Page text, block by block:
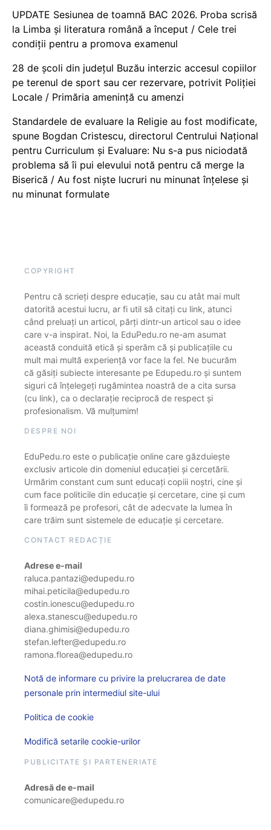
UPDATE Sesiunea de toamnă BAC 2026. Proba scrisă
la Limba și literatura română a început / Cele trei
condiții pentru a promova examenul
28 de școli din județul Buzău interzic accesul copiilor
pe terenul de sport sau cer rezervare, potrivit Poliției
Locale / Primăria amenință cu amenzi
Standardele de evaluare la Religie au fost modificate,
spune Bogdan Cristescu, directorul Centrului Național
pentru Curriculum și Evaluare: Nu s-a pus niciodată
problema să îi pui elevului notă pentru că merge la
Biserică / Au fost niște lucruri nu minunat înțelese și
nu minunat formulate
COPYRIGHT
Pentru că scrieți despre educație, sau cu atât mai mult
datorită acestui lucru, ar fi util să citați cu link, atunci
când preluați un articol, părți dintr-un articol sau o idee
care v-a inspirat. Noi, la EduPedu.ro ne-am asumat
această conduită etică și sperăm că și publicațiile cu
mult mai multă experiență vor face la fel. Ne bucurăm
că găsiți subiecte interesante pe Edupedu.ro și suntem
siguri că înțelegeți rugămintea noastră de a cita sursa
(cu link), ca o declarație reciprocă de respect și
profesionalism. Vă mulțumim!
DESPRE NOI
EduPedu.ro este o publicație online care găzduiește
exclusiv articole din domeniul educației și cercetării.
Urmărim constant cum sunt educați copiii noștri, cine și
cum face politicile din educație și cercetare, cine și cum
îi formează pe profesori, cât de adecvate la lumea în
care trăim sunt sistemele de educație și cercetare.
CONTACT REDACȚIE
Adrese e-mail
raluca.pantazi@edupedu.ro
mihai.peticila@edupedu.ro
costin.ionescu@edupedu.ro
alexa.stanescu@edupedu.ro
diana.ghimisi@edupedu.ro
stefan.lefter@edupedu.ro
ramona.florea@edupedu.ro
Notă de informare cu privire la prelucrarea de date
personale prin intermediul site-ului
Politica de cookie
Modifică setarile cookie-urilor
PUBLICITATE ȘI PARTENERIATE
Adresă de e-mail
comunicare@edupedu.ro